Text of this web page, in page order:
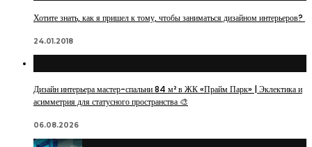
Хотите знать, как я пришел к тому, чтобы заниматься дизайном интерьеров?
24.01.2018
Дизайн интерьера мастер-спальни 84 м² в ЖК «Прайм Парк» | Эклектика и
асимметрия для статусного пространства 🎨
06.08.2026